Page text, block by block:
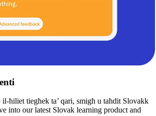
ħiliet tiegħek ta’ qari, smigħ u taħdit Slovakk
into our latest Slovak learning product and